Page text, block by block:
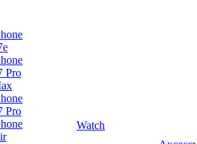
Pro
Pro
Watch